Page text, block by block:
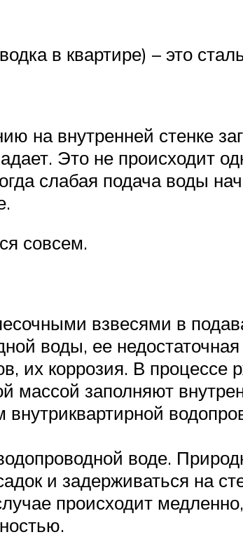
в квартире) – это
на внутренней стенке
Это не происходит
слабая подача воды
совсем.
взвесями в
воды, ее недостаточная
их коррозия. В процессе
массой заполняют
воде.
и задерживаться на
происходит